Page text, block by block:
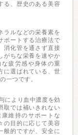
る、歴史のある美容
ラルなどの栄養素を
ポートする治療法で
消化管を通さず直接
がちな栄養を速やか
疲労感や身体の重
に選ばれている、世
一つです。
により血中濃度を効
取では補いきれない
維持のサポートな
の目的に応じて美容
般的ですが、安全に